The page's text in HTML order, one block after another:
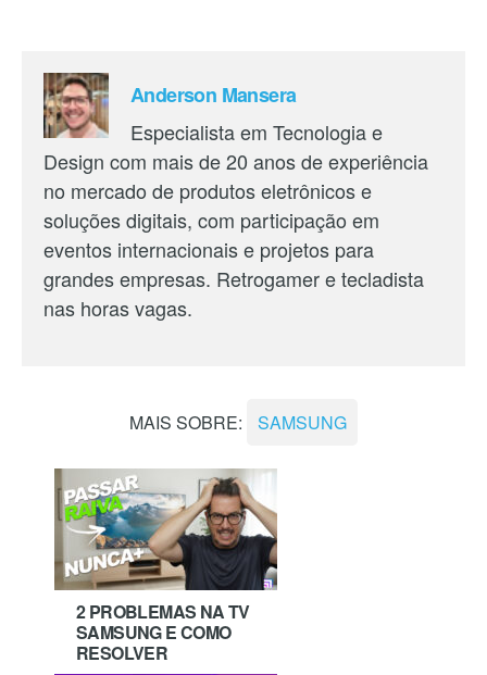
Anderson Mansera
Especialista em Tecnologia e
Design com mais de 20 anos de experiência
no mercado de produtos eletrônicos e
soluções digitais, com participação em
eventos internacionais e projetos para
grandes empresas. Retrogamer e tecladista
nas horas vagas.
MAIS SOBRE: SAMSUNG
2 PROBLEMAS NA TV
SAMSUNG E COMO
RESOLVER